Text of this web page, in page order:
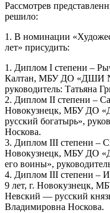
Рассмотрев
решило:
1. В номинации
лет» присудить:
1. Диплом I степени –
Калтан, МБУ ДО «ДШИ №
руководитель: Татьяна
2. Диплом II степени –
Новокузнецк, МБУ ДО
русский богатырь»,
Носкова.
3. Диплом III степени –
Новокузнецк, МБУ ДО
его воины»,
4. Диплом III степени –
9 лет, г. Новокузнецк,
Невский — русский
Владимировна Носкова.